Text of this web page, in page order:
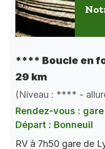
**** Boucle en
29 km
(Niveau : **** -
Rendez-vous :
Départ : Bonneuil
RV à 7h50 gare de